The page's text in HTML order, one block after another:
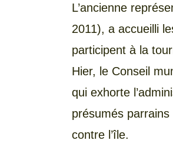
L’ancienne
2011), a accueilli
participent à la
Hier, le Conseil
qui exhorte
présumés
contre l’île.